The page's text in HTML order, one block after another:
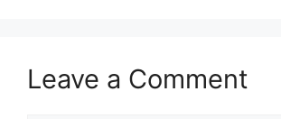
Leave a Comment